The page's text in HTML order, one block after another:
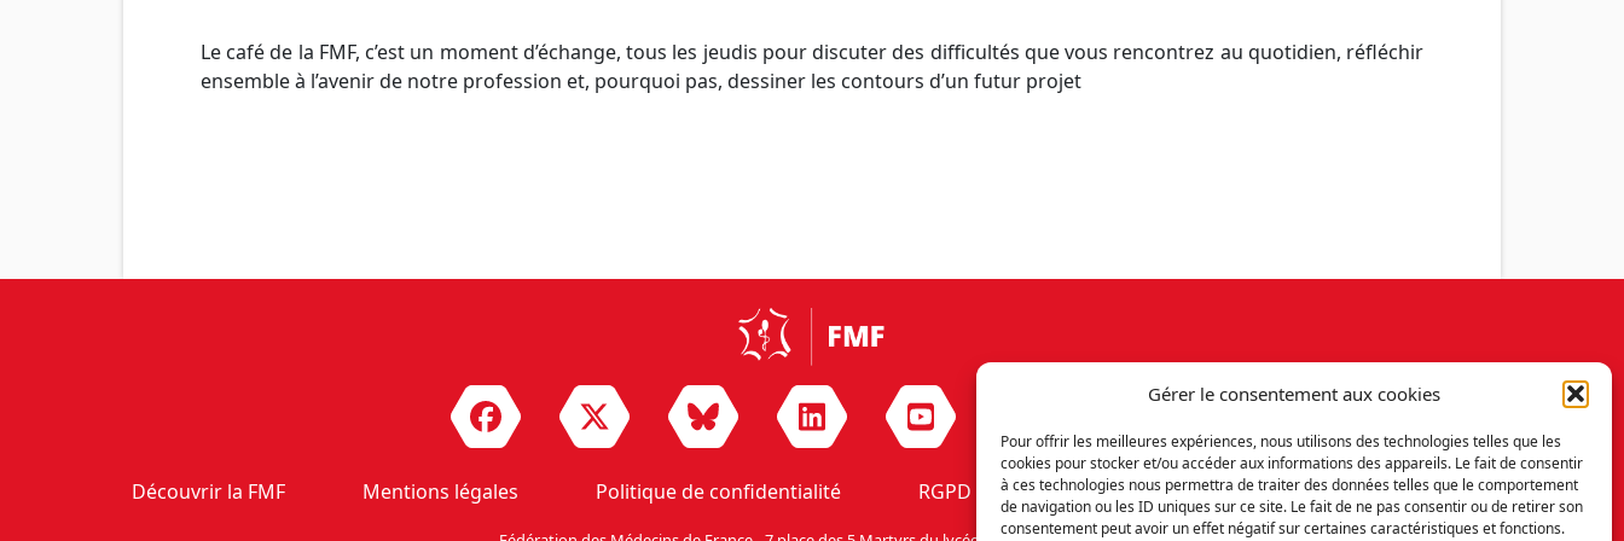
Gérer le consentement aux cookies
Pour offrir les meilleures expériences, nous utilisons des technologies telles que les
cookies pour stocker et/ou accéder aux informations des appareils. Le fait de consentir
à ces technologies nous permettra de traiter des données telles que le comportement
de navigation ou les ID uniques sur ce site. Le fait de ne pas consentir ou de retirer son
consentement peut avoir un effet négatif sur certaines caractéristiques et fonctions.
Le café de la FMF, c’est un moment d’échange, tous les jeudis pour discuter des difficultés que vous rencontrez au quotidien, réfléchir
ensemble à l’ave​nir de notre profession et, pourquoi pas, dessiner les contours d’un futur projet
Découvrir la FMF Mentions légales Politique de confidentialité RGPD Nous contacter Politique de cookies (UE)